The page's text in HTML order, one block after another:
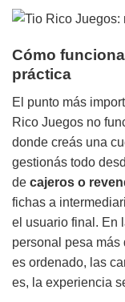
Cómo
práctica
El punto más
Rico Juegos no
donde creás una
gestionás todo
de cajeros o
fichas a
el usuario final. En
personal pesa más
es ordenado, las
es, la experiencia